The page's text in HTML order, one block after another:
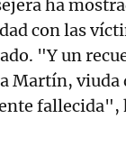
ha
con las
"Y un
Martín, viuda
fallecida",